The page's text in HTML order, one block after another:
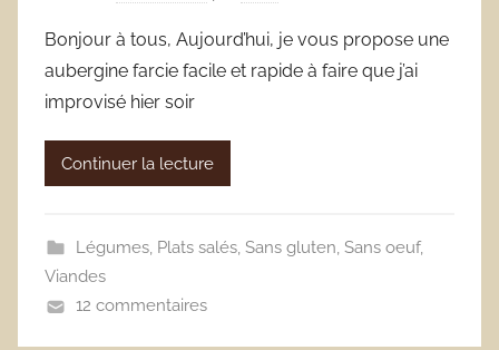
Bonjour à tous, Aujourd’hui, je vous propose une
aubergine farcie facile et rapide à faire que j’ai
improvisé hier soir
Continuer la lecture
Légumes, Plats salés, Sans gluten, Sans oeuf,
Viandes
12 commentaires